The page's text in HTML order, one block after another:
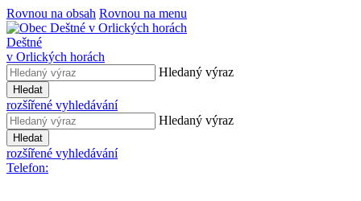
Rovnou na obsah Rovnou na menu
Deštné
v Orlických horách
Hledaný výraz
Hledat
rozšířené vyhledávání
Hledaný výraz
Hledat
rozšířené vyhledávání
Telefon: